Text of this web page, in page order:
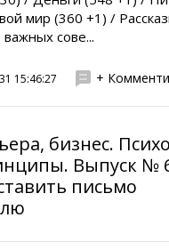
мир (360 +1) /
сове...
15:46:27 +
бизнес.
Выпуск №
письмо